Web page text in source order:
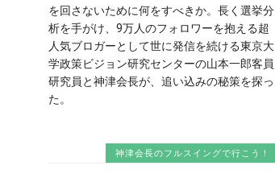
を回さないために何をすべきか。長く選挙分
析を手がけ、9万人のフォロワーを抱える超
人気ブロガーとして世に発信を続ける東京大
学政策ビジョン研究センターの山本一郎客員
研究員と神津会長が、追い込みの秘策を探っ
た。
神津会長のフルスイングで行こう！